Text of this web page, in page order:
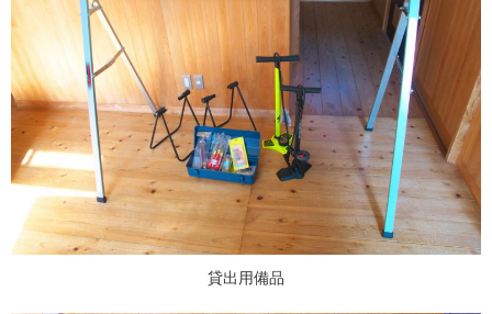
貸出用備品